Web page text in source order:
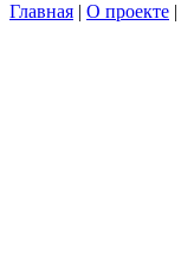
Главная | О проекте |